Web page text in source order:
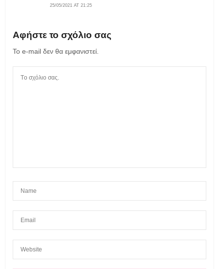
25/05/2021 AT 21:25
Αφήστε το σχόλιο σας
Το e-mail δεν θα εμφανιστεί.